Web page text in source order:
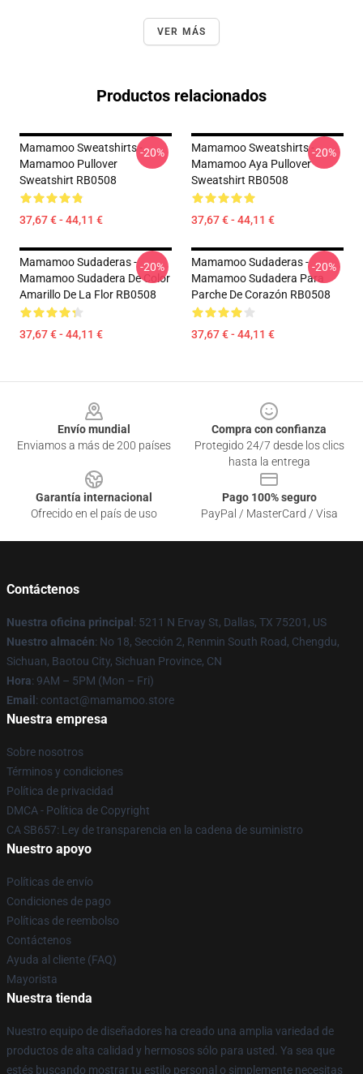
VER MÁS
Productos relacionados
Mamamoo Sweatshirts -
Mamamoo Pullover
Sweatshirt RB0508
37,67 € - 44,11 €
-20%
Mamamoo Sweatshirts -
Mamamoo Aya Pullover
Sweatshirt RB0508
37,67 € - 44,11 €
-20%
Mamamoo Sudaderas -
Mamamoo Sudadera De Color
Amarillo De La Flor RB0508
37,67 € - 44,11 €
-20%
Mamamoo Sudaderas -
Mamamoo Sudadera Para
Parche De Corazón RB0508
37,67 € - 44,11 €
-20%
Envío mundial
Enviamos a más de 200 países
Compra con confianza
Protegido 24/7 desde los clics
hasta la entrega
Garantía internacional
Ofrecido en el país de uso
Pago 100% seguro
PayPal / MasterCard / Visa
Contáctenos
Nuestra oficina principal : 5211 N Ervay St, Dallas, TX 75201, US
Nuestro almacén: No 18, Sección 2, Renmin South Road, Chengdu,
Sichuan, Baotou City, Sichuan Province, CN
Hora: 9AM – 5PM (Mon – Fri)
Email : contact@mamamoo.store
Nuestra empresa
Sobre nosotros
Términos y condiciones
Política de privacidad
DMCA - Política de Copyright
CA SB657: Ley de transparencia en la cadena de suministro
Nuestro apoyo
Políticas de envío
Condiciones de pago
Políticas de reembolso
Contáctenos
Ayuda al cliente (FAQ)
Mayorista
Nuestra tienda
Nuestro equipo de diseñadores ha creado una amplia variedad de
productos de alta calidad y hermosos sólo para usted. Ya sea que
estés buscando mostrar tu estilo personal o simplemente necesitas